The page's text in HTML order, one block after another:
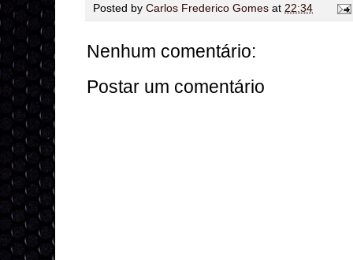
Posted by Carlos Frederico Gomes at 22:34
Nenhum comentário:
Postar um comentário